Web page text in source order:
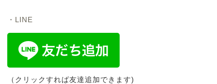
・LINE
（クリックすれば友達追加できます)